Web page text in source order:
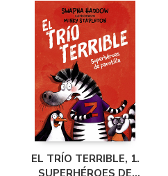
EL TRÍO TERRIBLE, 1.
SUPERHÉROES DE